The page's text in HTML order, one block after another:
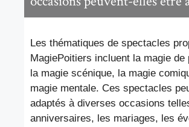
Les thématiques de spectacles
MagiePoitiers incluent la magie de
la magie scénique, la magie
magie mentale. Ces spectacles
adaptés à diverses occasions
anniversaires, les mariages, les